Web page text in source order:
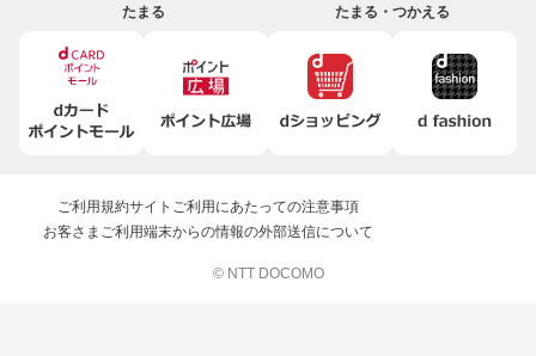
たまる たまる・つかえる
ご利用規約サイトご利用にあたっての注意事項
お客さまご利用端末からの情報の外部送信について
© NTT DOCOMO